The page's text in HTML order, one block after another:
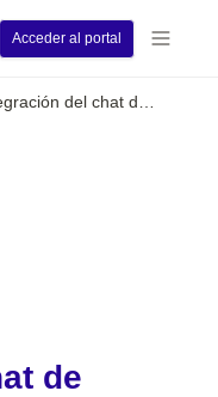
Acceder al portal
de